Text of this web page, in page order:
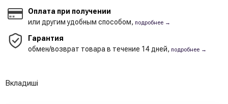
Оплата при получении
или другим удобным способом, подробнее →
Гарантия
обмен/возврат товара в течение 14 дней, подробнее →
Вкладиші